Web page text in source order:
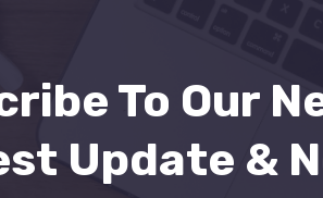
To Our
Update &